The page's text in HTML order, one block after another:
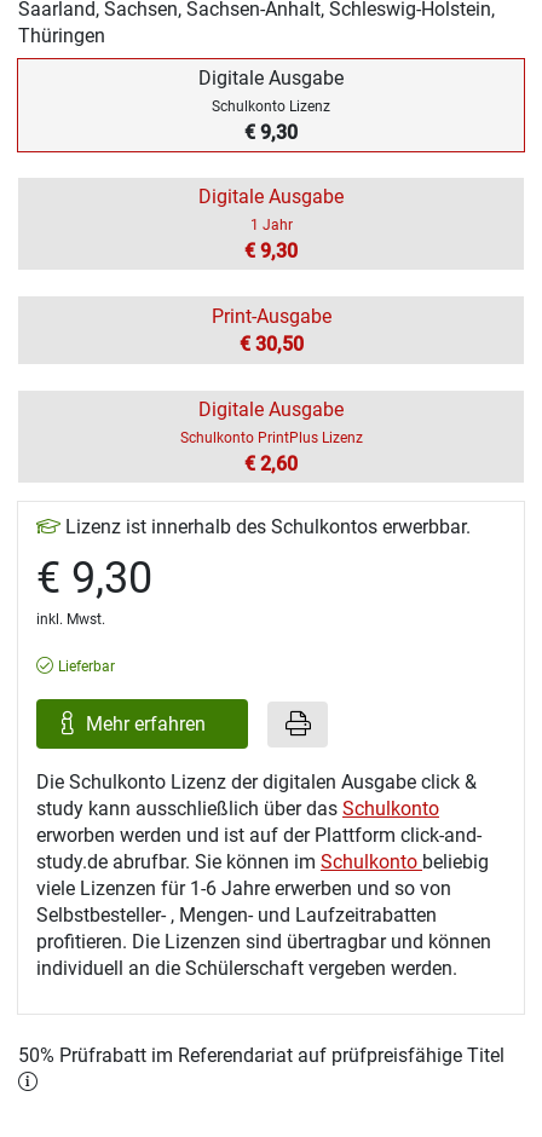
Saarland, Sachsen, Sachsen-Anhalt, Schleswig-Holstein,
Thüringen
Digitale Ausgabe
Schulkonto Lizenz
€ 9,30
Digitale Ausgabe
1 Jahr
€ 9,30
Print-Ausgabe
€ 30,50
Digitale Ausgabe
Schulkonto PrintPlus Lizenz
€ 2,60
Lizenz ist innerhalb des Schulkontos erwerbbar.
€ 9,30
inkl. Mwst.
Lieferbar
Mehr erfahren
Die Schulkonto Lizenz der digitalen Ausgabe click &
study kann ausschließlich über das Schulkonto
erworben werden und ist auf der Plattform click-and-
study.de abrufbar. Sie können im Schulkonto beliebig
viele Lizenzen für 1-6 Jahre erwerben und so von
Selbstbesteller- , Mengen- und Laufzeitrabatten
profitieren. Die Lizenzen sind übertragbar und können
individuell an die Schülerschaft vergeben werden.
50% Prüfrabatt im Referendariat auf prüfpreisfähige Titel